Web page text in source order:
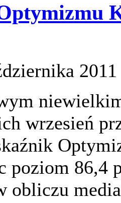
2011
wrzesień
poziom 86,4
obliczu